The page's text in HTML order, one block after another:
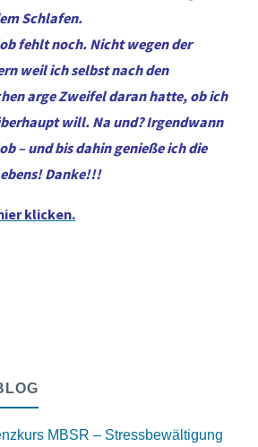
Schlafen.
fehlt noch. Nicht wegen der
weil ich selbst nach den
arge Zweifel daran hatte, ob ich
will. Na und? Irgendwann
– und bis dahin genieße ich die
Danke!!!
klicken.
MBSR – Stressbewältigung